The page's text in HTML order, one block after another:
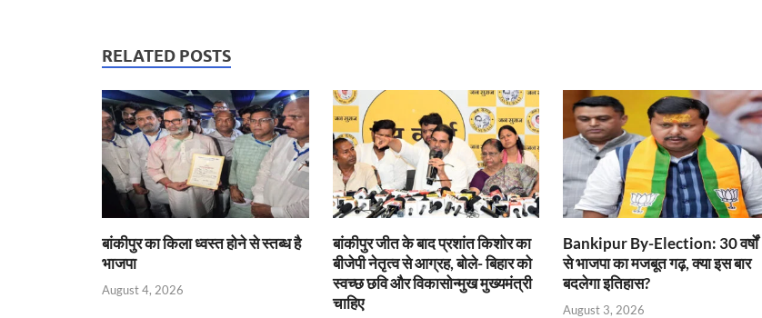
s
A
p
p
b
o
o
k
er
ie
n
dl
y
dI
RELATED POSTS
बांकीपुर का किला ध्वस्त होने से स्तब्ध है
भाजपा
August 4, 2026
बांकीपुर जीत के बाद प्रशांत किशोर का
बीजेपी नेतृत्व से आग्रह, बोले- बिहार को
स्वच्छ छवि और विकासोन्मुख मुख्यमंत्री
चाहिए
Bankipur By-Election: 30 वर्षों
से भाजपा का मजबूत गढ़, क्या इस बार
बदलेगा इतिहास?
August 3, 2026